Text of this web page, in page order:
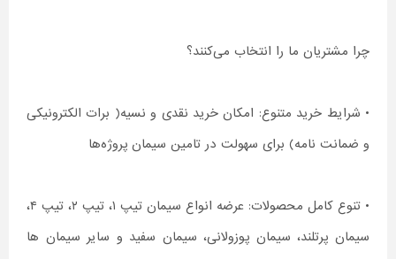
چرا مشتریان ما را انتخاب می‌کنند؟
• شرایط خرید متنوع: امکان خرید نقدی و نسیه( برات الکترونیکی
و ضمانت نامه) برای سهولت در تامین سیمان پروژه‌ها
• تنوع کامل محصولات: عرضه انواع سیمان تیپ ۱، تیپ ۲، تیپ ۴،
سیمان پرتلند، سیمان پوزولانی، سیمان سفید و سایر سیمان ها